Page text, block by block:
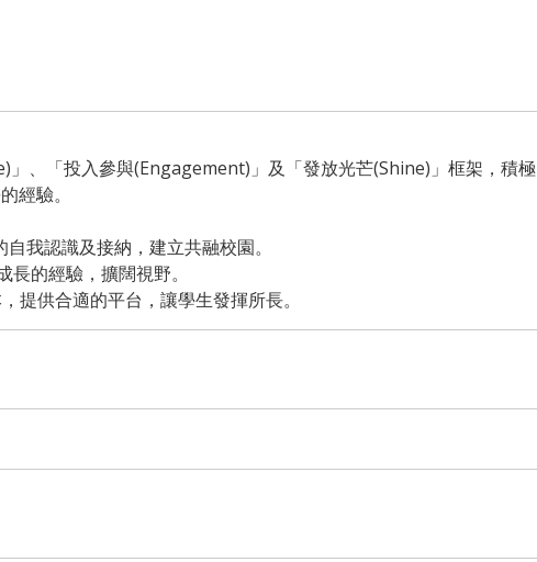
、「投入參與(Engagement)」及「發放光芒(Shine)」框架，積極
經驗。
我認識及接納，建立共融校園。
的經驗，擴闊視野。
供合適的平台，讓學生發揮所長。